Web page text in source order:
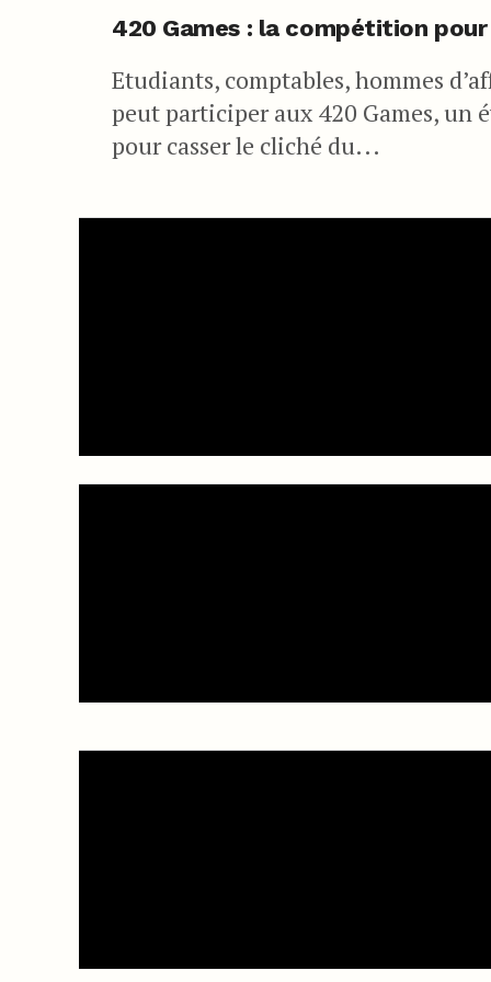
420 Games : la compétition
Etudiants, comptables, hommes
peut participer aux 420 Games, un
pour casser le cliché du...